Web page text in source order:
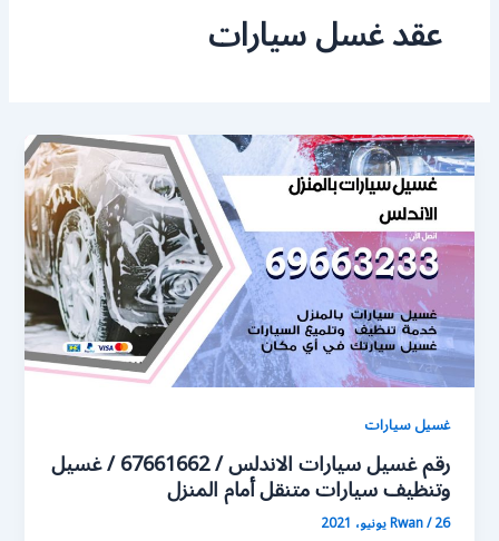
عقد غسل سيارات
غسيل سيارات
رقم غسيل سيارات الاندلس / 67661662 / غسيل
وتنظيف سيارات متنقل أمام المنزل
Rwan/26 يونيو، 2021